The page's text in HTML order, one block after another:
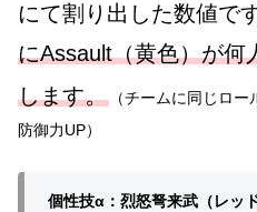
にて割り出した数値です
にAssault（黄色）が何
します。 （チームに同じロ
防御力UP）
個性技α：烈怒弩来武（レッ